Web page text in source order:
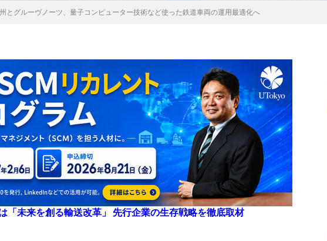
とグルーヴノーツ、量子コンピューター技術など使った鉄道車両の運用最適化へ
「未来を創る輸送改革」 先行企業の生存戦略を徹底取材